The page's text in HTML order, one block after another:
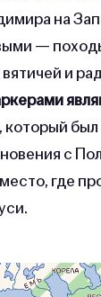
на
—
и
с
где